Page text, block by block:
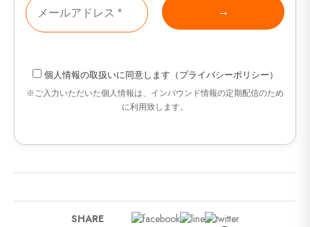
個人情報の取扱いに同意します（ プライバシーポリシー ）
※ご入力いただいた個人情報は、インバウンド情報の定期配信のため
に利用致します。
SHARE